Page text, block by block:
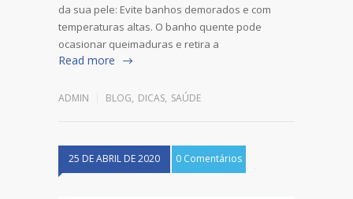
da sua pele: Evite banhos demorados e com
temperaturas altas. O banho quente pode
ocasionar queimaduras e retira a
Read more
ADMIN BLOG, DICAS, SAÚDE
25 DE ABRIL DE 2020 0 Comentários